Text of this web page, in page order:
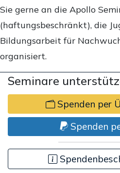
Sie gerne an die Apollo
(haftungsbeschränkt), die
Bildungsarbeit für
organisiert.
Seminare
Spenden per
Spenden